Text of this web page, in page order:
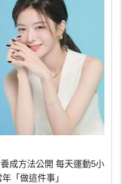
成方法公開 每天運動5小
「做這件事」